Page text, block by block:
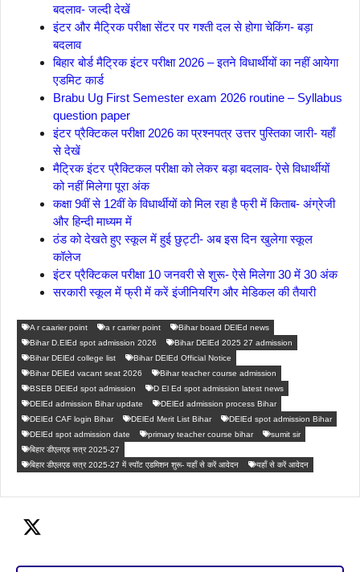
बदलाव- जल्दी देखें
इंटर और मैट्रिक परीक्षा सेंटर पर गश्ती दल से होगा चेकिंग- बड़ा
बदलाव
बिहार बोर्ड मैट्रिक इंटर परीक्षा 2026 – इतने विधार्थीयों का नहीं आयेगा
एडमिट कार्ड
Brabu Ug First Semester exam 2026 routine – Syllabus
question paper
इंटर प्रैक्टिकल परीक्षा 2026 का प्रश्नपत्र उत्तर पुस्तिका जारी- यहाँ
से देखें
मैट्रिक इंटर प्रैक्टिकल परीक्षा को लेकर बड़ा बदलाव- ऐसे विधार्थीयों
को नहीं मिलेगा पूरा अंक
कक्षा 9वीं से 12वीं के विधार्थीयों को मिल रहा है फ्री में किताब- अंग्रेजी
और हिन्दी माध्यम में
ठंड को देखते हुए स्कूल में हुई छुट्टी- अब इस दिन खुलेगा स्कूल
कॉलेज
इंटर प्रैक्टिकल परीक्षा 10 जनवरी से शुरू- ऐसे मिलेगा 30 में 30 अंक
सरकारी स्कूल में फ्री में करें इंजीनियरिंग और मेडिकल की तैयारी
A r caarier point a r carrier point
Bihar board DElEd news
Bihar D.ElEd spot admission 2026
Bihar DElEd 2025 27 admission
Bihar DElEd college list
Bihar DElEd Official Notice
Bihar DElEd vacant seat 2026
Bihar teacher course admission
BSEB DElEd spot admission
D El Ed spot admission latest news
DElEd admission Bihar update
DElEd admission process Bihar
DElEd CAF login Bihar
DElEd Merit List Bihar
DElEd spot admission Bihar
DElEd spot admission date
primary teacher course bihar
sumit sir
बिहार डीएलएड सत्र 2025-27
बिहार डीएलएड सत्र 2025-27 में स्पॉट एडमिशन शुरू- यहाँ से करें आवेदन
यहाँ से करें आवेदन